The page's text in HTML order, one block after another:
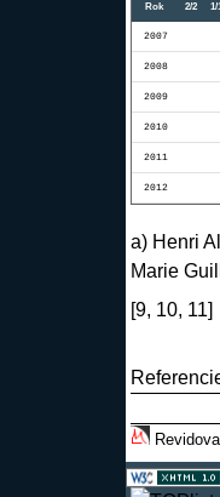
Rok 2/2 1/
2007
2008
2009
2010
2011
2012
a) Henri
Marie
[9, 10, 11]